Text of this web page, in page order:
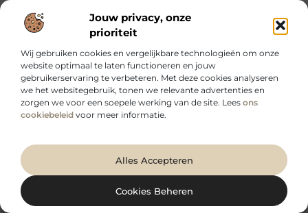
Jouw privacy, onze
prioriteit
Wij gebruiken cookies en vergelijkbare technologieën om onze
website optimaal te laten functioneren en jouw
gebruikerservaring te verbeteren. Met deze cookies analyseren
we het websitegebruik, tonen we relevante advertenties en
zorgen we voor een soepele werking van de site. Lees ons
cookiebeleid voor meer informatie.
Alles Accepteren
Cookies Beheren
Cyberverzekering voor kleine bedrijven